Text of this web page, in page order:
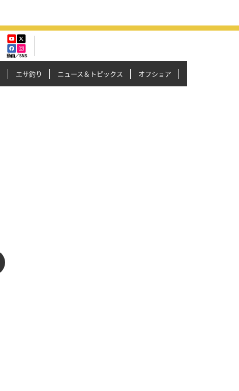
エサ釣り ニュース＆トピックス オフショア